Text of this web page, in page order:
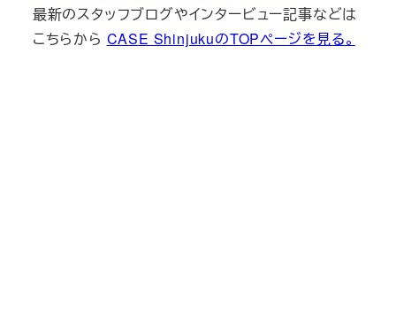
最新のスタッフブログやインタービュー記事などは
こちらから CASE ShinjukuのTOPページを見る。